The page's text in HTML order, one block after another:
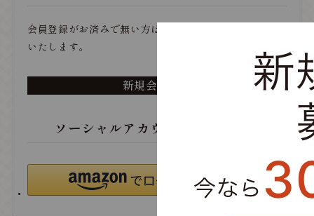
会員登録がお済みで無い方は、こちらから登録をお願い
いたします。
新規会員登録
ソーシャルアカウントでログイン